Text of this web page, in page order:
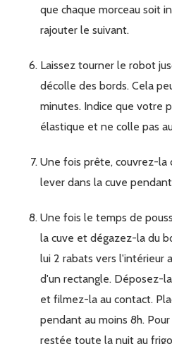
que chaque morceau soit
rajouter le suivant.
Laissez tourner le robot jusqu'à ce que la pâte se
décolle des bords. Cela
minutes. Indice que votre
élastique et ne colle pas
Une fois prête, couvrez-la d'un torchon et laissez-la
lever dans la cuve
Une fois le temps de pousse respecté, sortez-la de
la cuve et dégazez-la du
lui 2 rabats vers l'intérieur
d'un rectangle. Déposez-
et filmez-la au contact.
pendant au moins 8h.
restée toute la nuit au